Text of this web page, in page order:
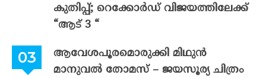
കുതിപ്പ്; റെക്കോർഡ് വിജയത്തിലേക്ക്
“ആട് 3 “
ആവേശപൂരമൊരുക്കി മിഥുൻ
മാനുവൽ തോമസ് – ജയസൂര്യ ചിത്രം